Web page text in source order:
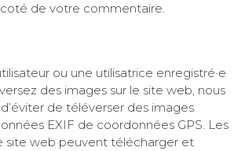
de votre commentaire.
ou une utilisatrice enregistré·e
des images sur le site web, nous
de téléverser des images
EXIF de coordonnées GPS. Les
site web peuvent télécharger et